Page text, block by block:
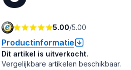
5.00/5.00
Productinformatie
Dit artikel is uitverkocht.
Vergelijkbare artikelen beschikbaar.